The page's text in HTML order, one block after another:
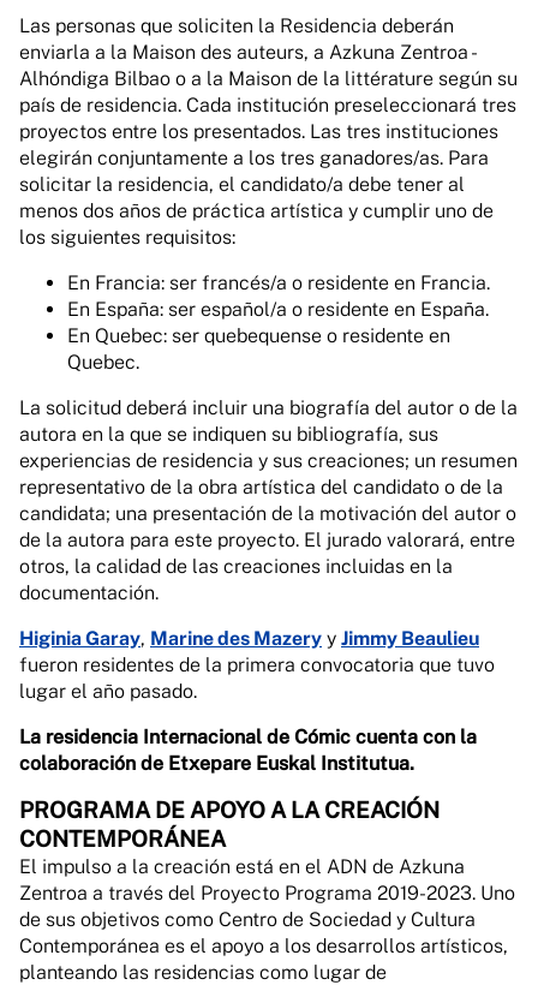
Las personas que soliciten la Residencia deberán
enviarla a la Maison des auteurs, a Azkuna Zentroa -
Alhóndiga Bilbao o a la Maison de la littérature según su
país de residencia. Cada institución preseleccionará tres
proyectos entre los presentados. Las tres instituciones
elegirán conjuntamente a los tres ganadores/as. Para
solicitar la residencia, el candidato/a debe tener al
menos dos años de práctica artística y cumplir uno de
los siguientes requisitos:
En Francia: ser francés/a o residente en Francia.
En España: ser español/a o residente en España.
En Quebec: ser quebequense o residente en
Quebec.
La solicitud deberá incluir una biografía del autor o de la
autora en la que se indiquen su bibliografía, sus
experiencias de residencia y sus creaciones; un resumen
representativo de la obra artística del candidato o de la
candidata; una presentación de la motivación del autor o
de la autora para este proyecto. El jurado valorará, entre
otros, la calidad de las creaciones incluidas en la
documentación.
Higinia Garay, Marine des Mazery y Jimmy Beaulieu
fueron residentes de la primera convocatoria que tuvo
lugar el año pasado.
La residencia Internacional de Cómic cuenta con la
colaboración de Etxepare Euskal Institutua.
PROGRAMA DE APOYO A LA CREACIÓN
CONTEMPORÁNEA
El impulso a la creación está en el ADN de Azkuna
Zentroa a través del Proyecto Programa 2019-2023. Uno
de sus objetivos como Centro de Sociedad y Cultura
Contemporánea es el apoyo a los desarrollos artísticos,
planteando las residencias como lugar de